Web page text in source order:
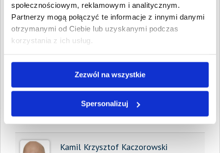
społecznościowym, reklamowym i analitycznym.
Partnerzy mogą połączyć te informacje z innymi danymi
otrzymanymi od Ciebie lub uzyskanymi podczas
korzystania z ich usług.
Zezwól na wszystkie
Spersonalizuj
Spłacono:
0,00 PLN
Całkowita
wartość wierzytelności:
1 299,77 PLN
zapłaty/
wyrok sądu z dnia:
Pełnomocnik wierzyciela:
Kamil Krzysztof Kaczorowski